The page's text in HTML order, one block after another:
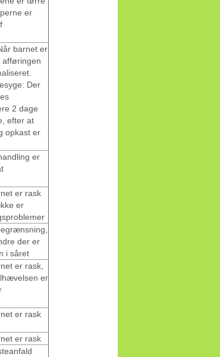
er
barnet er
afføringen
Der
2 dage
efter at
opkast er
er
er rask
er
der er
i såret
er rask,
er
er rask
er rask